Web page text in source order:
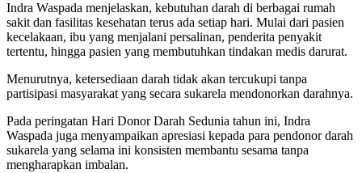
Indra Waspada menjelaskan, kebutuhan darah di berbagai rumah
sakit dan fasilitas kesehatan terus ada setiap hari. Mulai dari pasien
kecelakaan, ibu yang menjalani persalinan, penderita penyakit
tertentu, hingga pasien yang membutuhkan tindakan medis darurat.
Menurutnya, ketersediaan darah tidak akan tercukupi tanpa
partisipasi masyarakat yang secara sukarela mendonorkan darahnya.
Pada peringatan Hari Donor Darah Sedunia tahun ini, Indra
Waspada juga menyampaikan apresiasi kepada para pendonor darah
sukarela yang selama ini konsisten membantu sesama tanpa
mengharapkan imbalan.